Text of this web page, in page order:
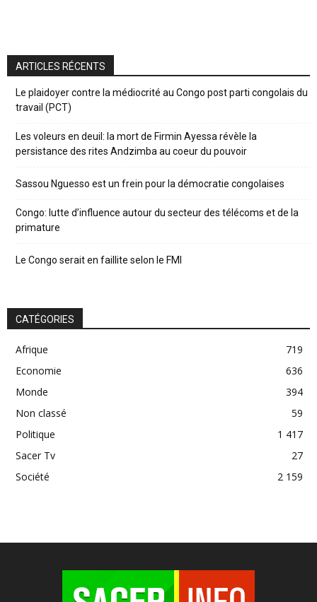
ARTICLES RÉCENTS
Le plaidoyer contre la médiocrité au Congo post parti congolais du
travail (PCT)
Les voleurs en deuil: la mort de Firmin Ayessa révèle la
persistance des rites Andzimba au coeur du pouvoir
Sassou Nguesso est un frein pour la démocratie congolaises
Congo: lutte d’influence autour du secteur des télécoms et de la
primature
Le Congo serait en faillite selon le FMI
CATÉGORIES
Afrique
719
Economie
636
Monde
394
Non classé
59
Politique
1 417
Sacer Tv
27
Société
2 159